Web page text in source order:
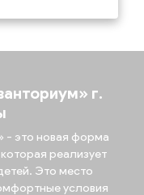
г.
- это новая форма
реализует
Это место
условия